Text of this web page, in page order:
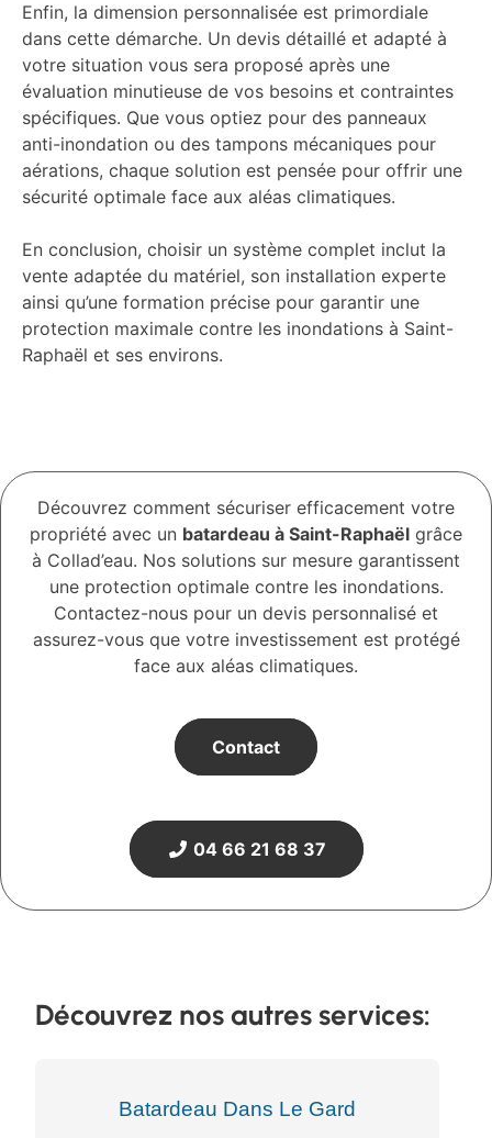
Enfin, la dimension personnalisée est primordiale
dans cette démarche. Un devis détaillé et adapté à
votre situation vous sera proposé après une
évaluation minutieuse de vos besoins et contraintes
spécifiques. Que vous optiez pour des panneaux
anti-inondation ou des tampons mécaniques pour
aérations, chaque solution est pensée pour offrir une
sécurité optimale face aux aléas climatiques.
En conclusion, choisir un système complet inclut la
vente adaptée du matériel, son installation experte
ainsi qu’une formation précise pour garantir une
protection maximale contre les inondations à Saint-
Raphaël et ses environs.
Découvrez comment sécuriser efficacement votre
propriété avec un batardeau à Saint-Raphaël grâce
à Collad’eau. Nos solutions sur mesure garantissent
une protection optimale contre les inondations.
Contactez-nous pour un devis personnalisé et
assurez-vous que votre investissement est protégé
face aux aléas climatiques.
Contact
04 66 21 68 37
Découvrez nos autres services:
Batardeau Dans Le Gard